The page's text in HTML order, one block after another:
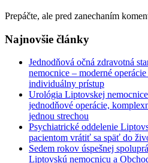
Prepáčte, ale pred zanechaním
Najnovšie články
Jednodňová očná zdravotná
nemocnice – moderné
individuálny prístup
Urológia Liptovskej
jednodňové operácie,
jednou strechou
Psychiatrické oddelenie
pacientom vrátiť sa späť do
Sedem rokov úspešnej
Liptovskú nemocnicu a